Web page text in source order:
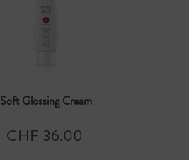
Soft Glossing Cream
CHF 36.00